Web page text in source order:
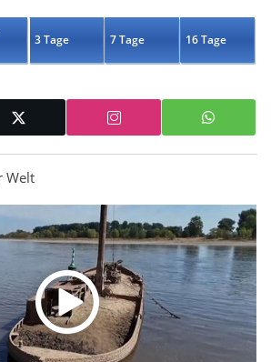
3 Tage 7 Tage 16 Tage
Welt